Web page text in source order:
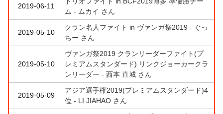
2019-06-11
ム - ムカイ さん
2019-05-10
クラン名人ファイト in ヴァンガ祭2019 - ぐっ
ちー さん
2019-05-10
ヴァンガ祭2019 クランリーダーファイト(プ
レミアムスタンダード) リンクジョーカークラ
ンリーダー - 西本 直城 さん
2019-05-09
アジア選手権2019(プレミアムスタンダード)4
位 - LI JIAHAO さん